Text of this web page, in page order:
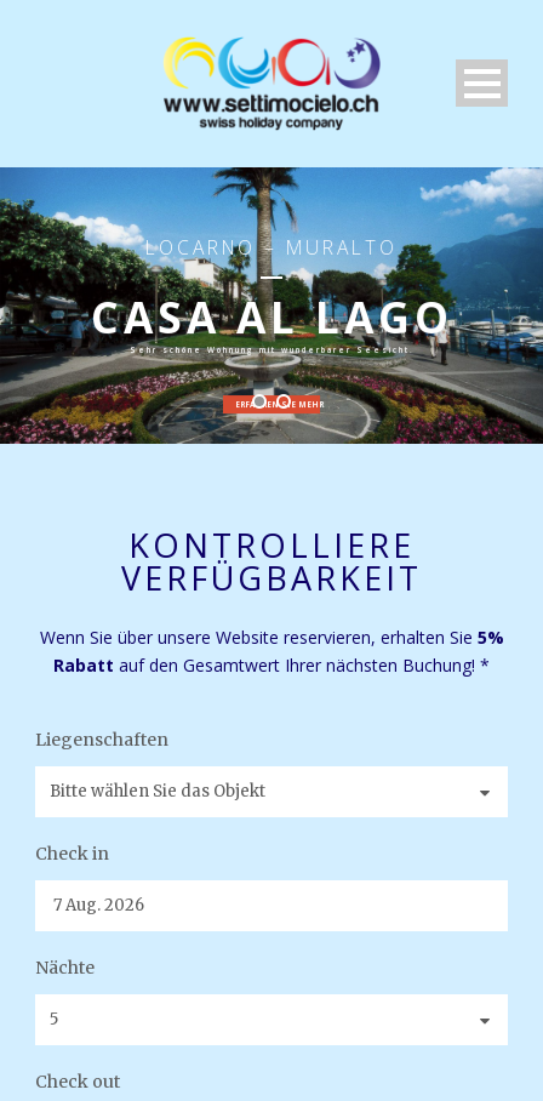
LOCARNO – MURALTO
CASA AL LAGO
Sehr schöne Wohnung mit wunderbarer Seesicht.
ERFAHREN SIE MEHR
KONTROLLIERE
VERFÜGBARKEIT
Wenn Sie über unsere Website reservieren, erhalten Sie 5%
Rabatt auf den Gesamtwert Ihrer nächsten Buchung! *
Liegenschaften
Check in
Nächte
Check out